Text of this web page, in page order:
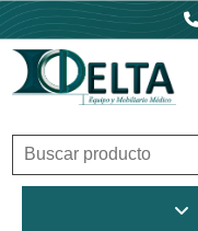
Inicio